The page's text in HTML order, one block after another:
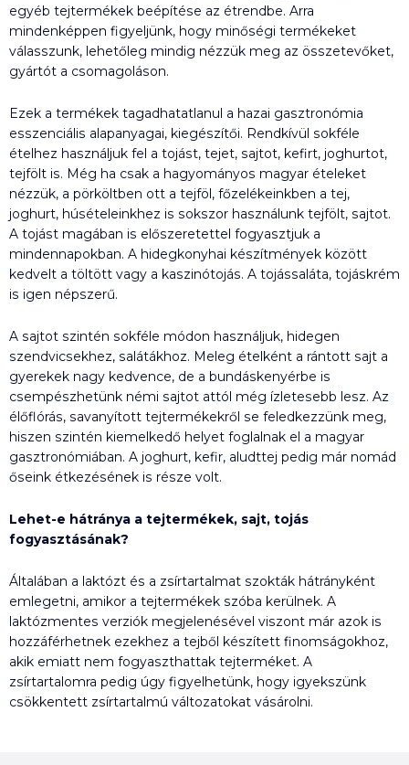
egyéb tejtermékek beépítése az étrendbe. Arra
mindenképpen figyeljünk, hogy minőségi termékeket
válasszunk, lehetőleg mindig nézzük meg az összetevőket,
gyártót a csomagoláson.
Ezek a termékek tagadhatatlanul a hazai gasztronómia
esszenciális alapanyagai, kiegészítői. Rendkívül sokféle
ételhez használjuk fel a tojást, tejet, sajtot, kefirt, joghurtot,
tejfölt is. Még ha csak a hagyományos magyar ételeket
nézzük, a pörköltben ott a tejföl, főzelékeinkben a tej,
joghurt, húsételeinkhez is sokszor használunk tejfölt, sajtot.
A tojást magában is előszeretettel fogyasztjuk a
mindennapokban. A hidegkonyhai készítmények között
kedvelt a töltött vagy a kaszinótojás. A tojássaláta, tojáskrém
is igen népszerű.
A sajtot szintén sokféle módon használjuk, hidegen
szendvicsekhez, salátákhoz. Meleg ételként a rántott sajt a
gyerekek nagy kedvence, de a bundáskenyérbe is
csempészhetünk némi sajtot attól még ízletesebb lesz. Az
élőflórás, savanyított tejtermékekről se feledkezzünk meg,
hiszen szintén kiemelkedő helyet foglalnak el a magyar
gasztronómiában. A joghurt, kefir, aludttej pedig már nomád
őseink étkezésének is része volt.
Lehet-e hátránya a tejtermékek, sajt, tojás
fogyasztásának?
Általában a laktózt és a zsírtartalmat szokták hátrányként
emlegetni, amikor a tejtermékek szóba kerülnek. A
laktózmentes verziók megjelenésével viszont már azok is
hozzáférhetnek ezekhez a tejből készített finomságokhoz,
akik emiatt nem fogyaszthattak tejterméket. A
zsírtartalomra pedig úgy figyelhetünk, hogy igyekszünk
csökkentett zsírtartalmú változatokat vásárolni.